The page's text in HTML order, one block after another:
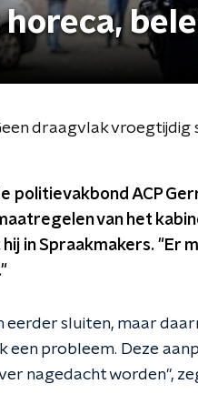
draagvlak vroegtijdig
politievakbond ACP
van het
in Spraakmakers. "Er
sluiten, maar
een probleem. Deze
nagedacht worden",